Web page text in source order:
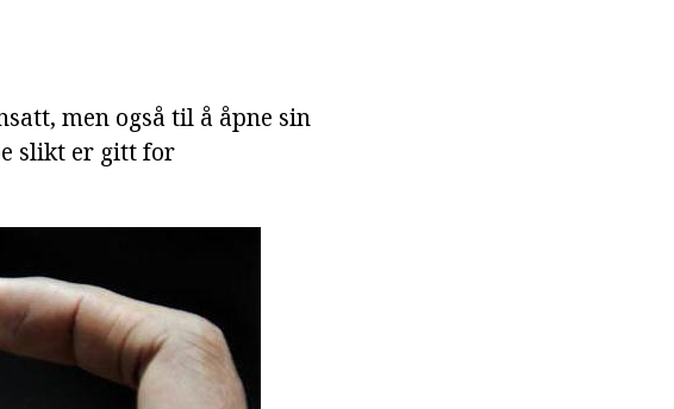
men også til å åpne sin
slikt er gitt for